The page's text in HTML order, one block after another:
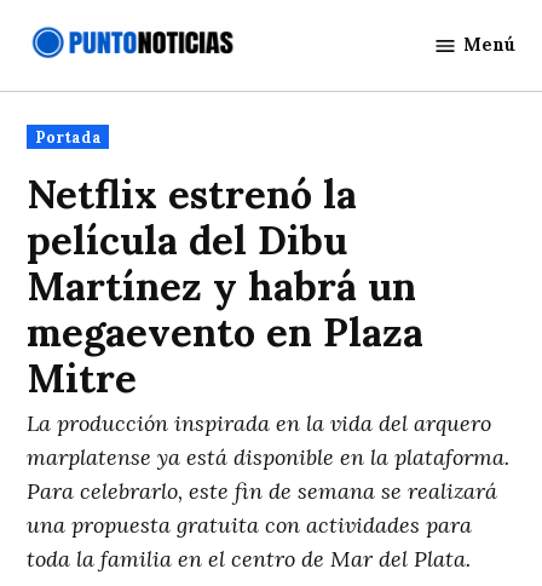
Noticias
Menú
Publicado
en
Portada
Netflix estrenó la
película del Dibu
Martínez y habrá un
megaevento en Plaza
Mitre
La producción inspirada en la vida del arquero
marplatense ya está disponible en la plataforma.
Para celebrarlo, este fin de semana se realizará
una propuesta gratuita con actividades para
toda la familia en el centro de Mar del Plata.